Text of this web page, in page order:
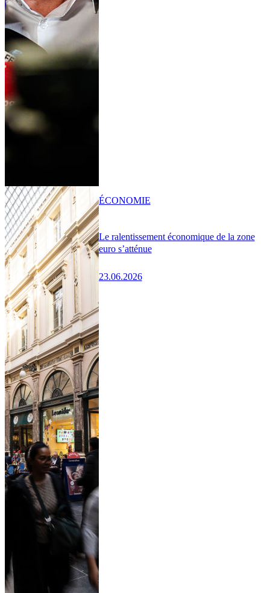
Le ralentissement économique de la zone
euro s’atténue
23.06.2026
ÉCONOMIE